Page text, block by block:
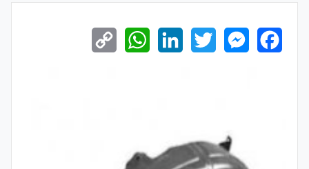
Facebook
Messenger
Twitter
LinkedIn
WhatsApp
Copy
Link